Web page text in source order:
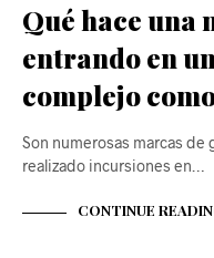
Qué hace una
entrando en
complejo
Son numerosas marcas de
realizado incursiones en…
CONTINUE